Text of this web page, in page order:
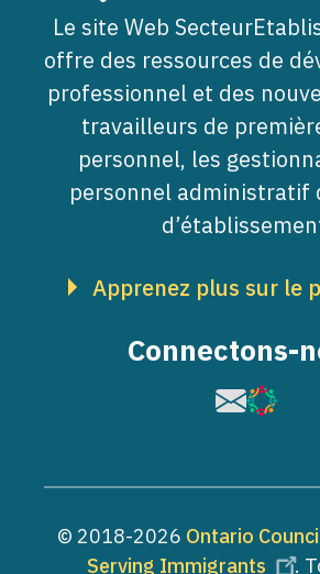
Le site Web
offre des ressources de
professionnel et des
travailleurs de
personnel, les
personnel administratif
Apprenez plus sur le
Connectons-
Image
Image
© 2018-2026 Ontario
Serving Immigrants
.